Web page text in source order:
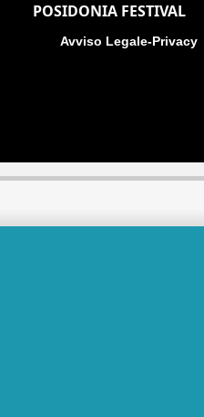
POSIDONIA FESTIVAL
Avviso Legale-Privacy